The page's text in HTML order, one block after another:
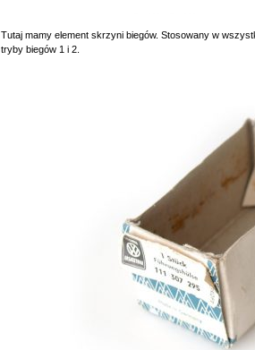
Tutaj mamy element skrzyni biegów. Stosowany w
tryby biegów 1 i 2.